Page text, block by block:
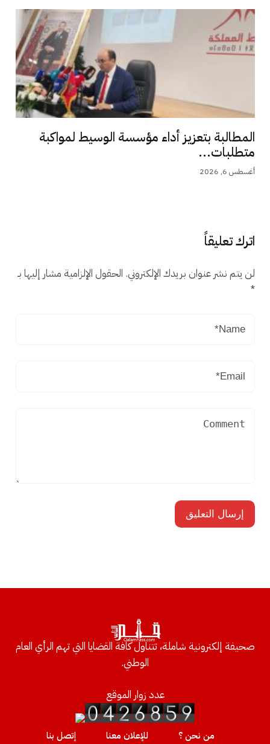
المطالبة بتعزيز أداء مؤسسة الوسيط لمواكبة
متطلبات...
أغسطس 6, 2026
اترك تعليقاً
لن يتم نشر عنوان بريدك الإلكتروني. الحقول الإلزامية مشار إليها بـ
*
صحيفة إلكترونية شاملة، تتناول كافة القضايا التي تهم الرأي العام
الوطني.
عدد زوار الموقع
من نحن ؟ للإعلان معنا إتصل بنا